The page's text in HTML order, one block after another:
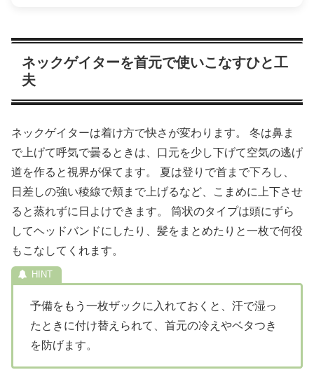
ネックゲイターを首元で使いこなすひと工
夫
ネックゲイターは着け方で快さが変わります。 冬は鼻ま
で上げて呼気で曇るときは、口元を少し下げて空気の逃げ
道を作ると視界が保てます。 夏は登りで首まで下ろし、
日差しの強い稜線で頬まで上げるなど、こまめに上下させ
ると蒸れずに日よけできます。 筒状のタイプは頭にずら
してヘッドバンドにしたり、髪をまとめたりと一枚で何役
もこなしてくれます。
予備をもう一枚ザックに入れておくと、汗で湿っ
たときに付け替えられて、首元の冷えやベタつき
を防げます。